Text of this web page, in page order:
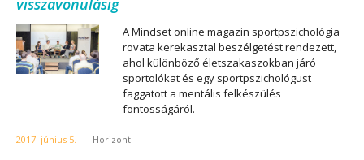
visszavonulásig
A Mindset online magazin sportpszichológia
rovata kerekasztal beszélgetést rendezett,
ahol különböző életszakaszokban járó
sportolókat és egy sportpszichológust
faggatott a mentális felkészülés
fontosságáról.
2017. június 5. - Horizont